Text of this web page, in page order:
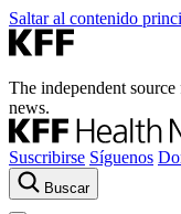
Saltar al contenido
The independent
news.
Suscribirse Síguenos
Buscar